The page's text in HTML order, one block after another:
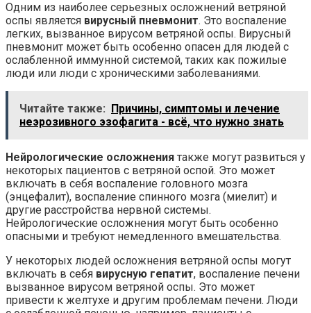
Одним из наиболее серьезных осложнений ветряной
оспы является вирусный пневмонит. Это воспаление
легких, вызванное вирусом ветряной оспы. Вирусный
пневмонит может быть особенно опасен для людей с
ослабленной иммунной системой, таких как пожилые
люди или люди с хроническими заболеваниями.
Читайте также:
Причины, симптомы и лечение
неэрозивного эзофагита - всё, что нужно знать
Нейрологические осложнения также могут развиться у
некоторых пациентов с ветряной оспой. Это может
включать в себя воспаление головного мозга
(энцефалит), воспаление спинного мозга (миелит) и
другие расстройства нервной системы.
Нейрологические осложнения могут быть особенно
опасными и требуют немедленного вмешательства.
У некоторых людей осложнения ветряной оспы могут
включать в себя вирусную гепатит, воспаление печени
вызванное вирусом ветряной оспы. Это может
привести к желтухе и другим проблемам печени. Люди